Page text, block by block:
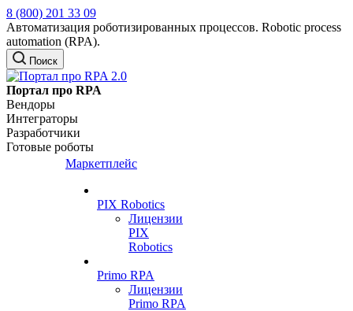
8 (800) 201 33 09
Автоматизация роботизированных процессов. Robotic process
automation (RPA).
Поиск
Портал про RPA
Вендоры
Интеграторы
Разработчики
Готовые роботы
Маркетплейс
PIX Robotics
Лицензии
PIX
Robotics
Primo RPA
Лицензии
Primo RPA